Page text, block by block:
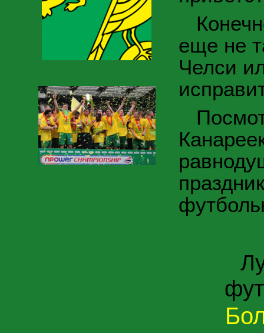
еще не
Челси